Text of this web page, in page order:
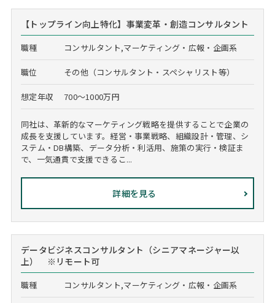
【トップライン向上特化】事業変革・創造コンサルタント
職種 コンサルタント,マーケティング・広報・企画系
職位 その他（コンサルタント・スペシャリスト等）
想定年収 700～1000万円
同社は、革新的なマーケティング戦略を提供することで企業の
成長を支援しています。経営・事業戦略、組織設計・管理、シ
ステム・DB構築、データ分析・利活用、施策の実行・検証ま
で、一気通貫で支援できるこ...
詳細を見る
データビジネスコンサルタント（シニアマネージャー以
上） ※リモート可
職種 コンサルタント,マーケティング・広報・企画系